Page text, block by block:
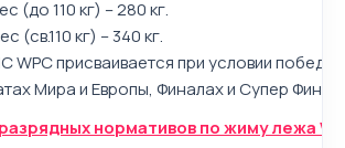
(до 110 кг) – 280 кг.
(св.110 кг) – 340 кг.
WPC присваивается при условии
Мира и Европы, Финалах и Супер
нормативов по жиму лежа